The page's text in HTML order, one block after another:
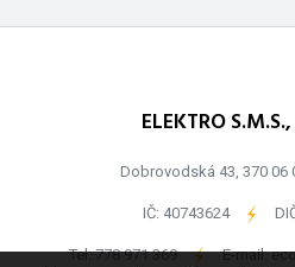
ELEKTRO
Dobrovodská 43, 370 06
IČ: 40743624 -
Tel:778 971 369 - E-mail: